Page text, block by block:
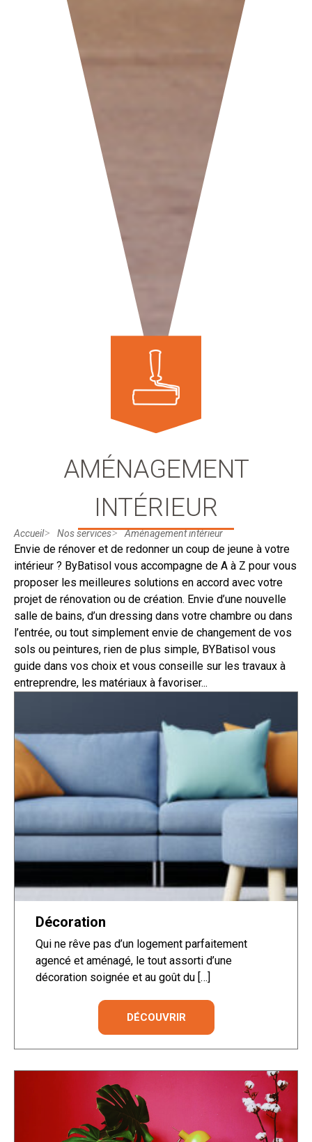
AMÉNAGEMENT
INTÉRIEUR
Accueil Nos services Aménagement intérieur
Envie de rénover et de redonner un coup de jeune à votre
intérieur ? ByBatisol vous accompagne de A à Z pour vous
proposer les meilleures solutions en accord avec votre
projet de rénovation ou de création. Envie d’une nouvelle
salle de bains, d’un dressing dans votre chambre ou dans
l’entrée, ou tout simplement envie de changement de vos
sols ou peintures, rien de plus simple, BYBatisol vous
guide dans vos choix et vous conseille sur les travaux à
entreprendre, les matériaux à favoriser...
Décoration
Qui ne rêve pas d’un logement parfaitement
agencé et aménagé, le tout assorti d’une
décoration soignée et au goût du […]
DÉCOUVRIR